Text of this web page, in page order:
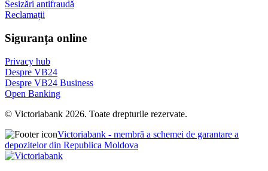
Sesizări antifraudă
Reclamații
Siguranța online
Privacy hub
Despre VB24
Despre VB24 Business
Open Banking
© Victoriabank 2026. Toate drepturile rezervate.
Victoriabank - membră a schemei de garantare a
depozitelor din Republica Moldova